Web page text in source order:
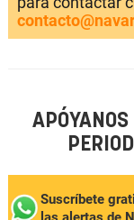
Suscríbete